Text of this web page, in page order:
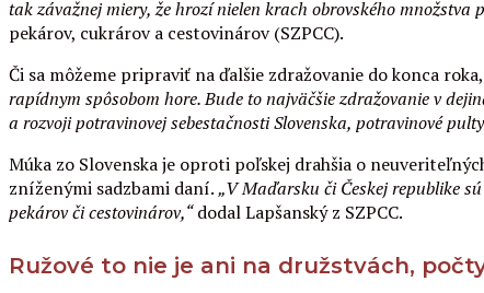
tak závažnej miery, že hrozí nielen krach obrovského
pekárov, cukrárov a cestovinárov (SZPCC).
Či sa môžeme pripraviť na ďalšie zdražovanie do konca
rapídnym spôsobom hore. Bude to najväčšie zdražovanie v
a rozvoji potravinovej sebestačnosti Slovenska, potravinové
Múka zo Slovenska je oproti poľskej drahšia o
zníženými sadzbami daní.„V Maďarsku či Českej republike
pekárov či cestovinárov,“dodal Lapšanský z SZPCC.
Ružové to nie je ani na družstvách,